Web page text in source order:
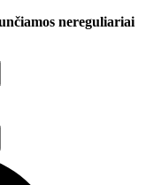
nereguliariai